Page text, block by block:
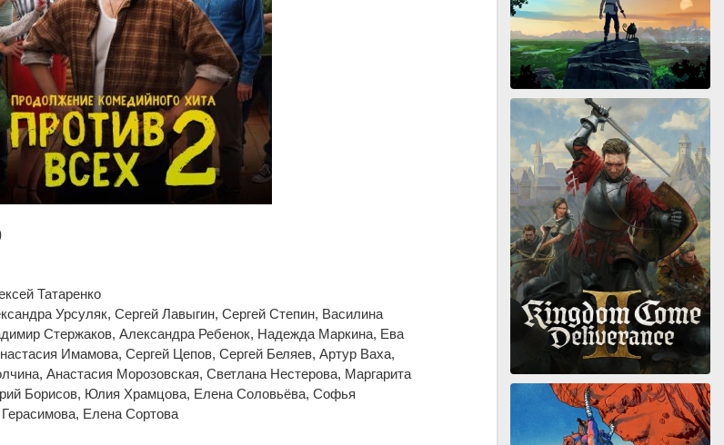
Татаренко
Урсуляк, Сергей Лавыгин, Сергей Степин, Василина
Стержаков, Александра Ребенок, Надежда Маркина, Ева
Имамова, Сергей Цепов, Сергей Беляев, Артур Ваха,
Анастасия Морозовская, Светлана Нестерова, Маргарита
Борисов, Юлия Храмцова, Елена Соловьёва, Софья
Елена Сортова